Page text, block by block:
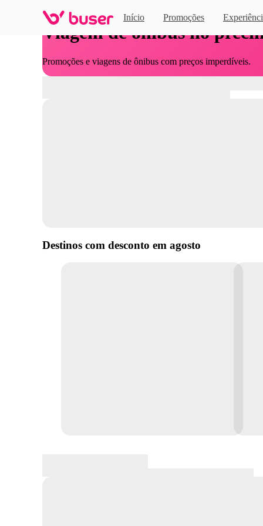
Início Promoções
Viagem de ônibus no
Promoções e viagens de ônibus com preços imperdíveis.
Destinos com desconto em agosto